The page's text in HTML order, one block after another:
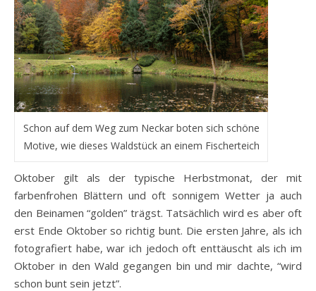
Schon auf dem Weg zum Neckar boten sich schöne
Motive, wie dieses Waldstück an einem Fischerteich
Oktober gilt als der typische Herbstmonat, der mit
farbenfrohen Blättern und oft sonnigem Wetter ja auch
den Beinamen “golden” trägst. Tatsächlich wird es aber oft
erst Ende Oktober so richtig bunt. Die ersten Jahre, als ich
fotografiert habe, war ich jedoch oft enttäuscht als ich im
Oktober in den Wald gegangen bin und mir dachte, “wird
schon bunt sein jetzt”.